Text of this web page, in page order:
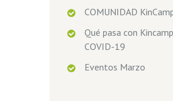
COMUNIDAD
Qué pasa con
COVID-19
Eventos Marzo